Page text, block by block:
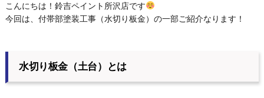
こんにちは！鈴吉ペイント所沢店です
今回は、付帯部塗装工事（水切り板金）の一部ご紹介なります！
水切り板金（土台）とは